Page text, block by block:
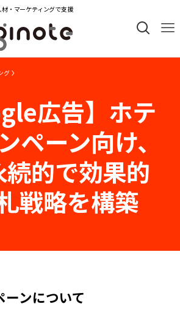
・マーケティングで支援
グ
広告】ホテ
ペーン向け、
続的で効果的
戦略を構築
ンについて